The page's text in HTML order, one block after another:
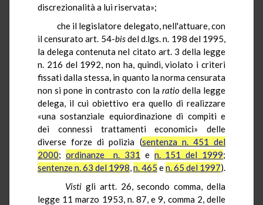
discrezionalità a lui riservata»;
che il legislatore delegato, nell'attuare, con
il censurato art. 54-bisdel d.lgs. n. 198 del 1995,
la delega contenuta nel citato art. 3 della legge
n. 216 del 1992, non ha, quindi, violato i criteri
fissati dalla stessa, in quanto la norma censurata
non si pone in contrasto con la ratiodella legge
delega, il cui obiettivo era quello di realizzare
«una sostanziale equiordinazione di compiti e
dei connessi trattamenti economici» delle
diverse forze di polizia (sentenza n. 451 del
2000; ordinanze n. 331 e n. 151 del 1999;
sentenze n. 63 del 1998,n. 465 en. 65 del 1997).
Visti gli artt. 26, secondo comma, della
legge 11 marzo 1953, n. 87, e 9, comma 2, delle